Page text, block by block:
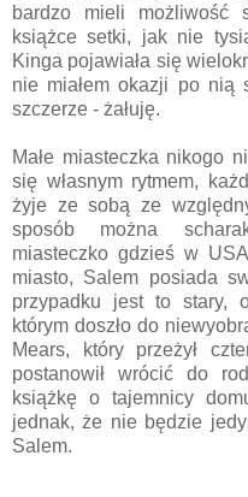
bardzo mieli możliwość
książce setki, jak nie
Kinga pojawiała się
nie miałem okazji po nią
szczerze - żałuję.
Małe miasteczka nikogo
się własnym rytmem,
żyje ze sobą ze
sposób można
miasteczko gdzieś w
miasto, Salem posiada
przypadku jest to stary,
którym doszło do
Mears, który przeżył
postanowił wrócić do
książkę o tajemnicy
jednak, że nie będzie
Salem.